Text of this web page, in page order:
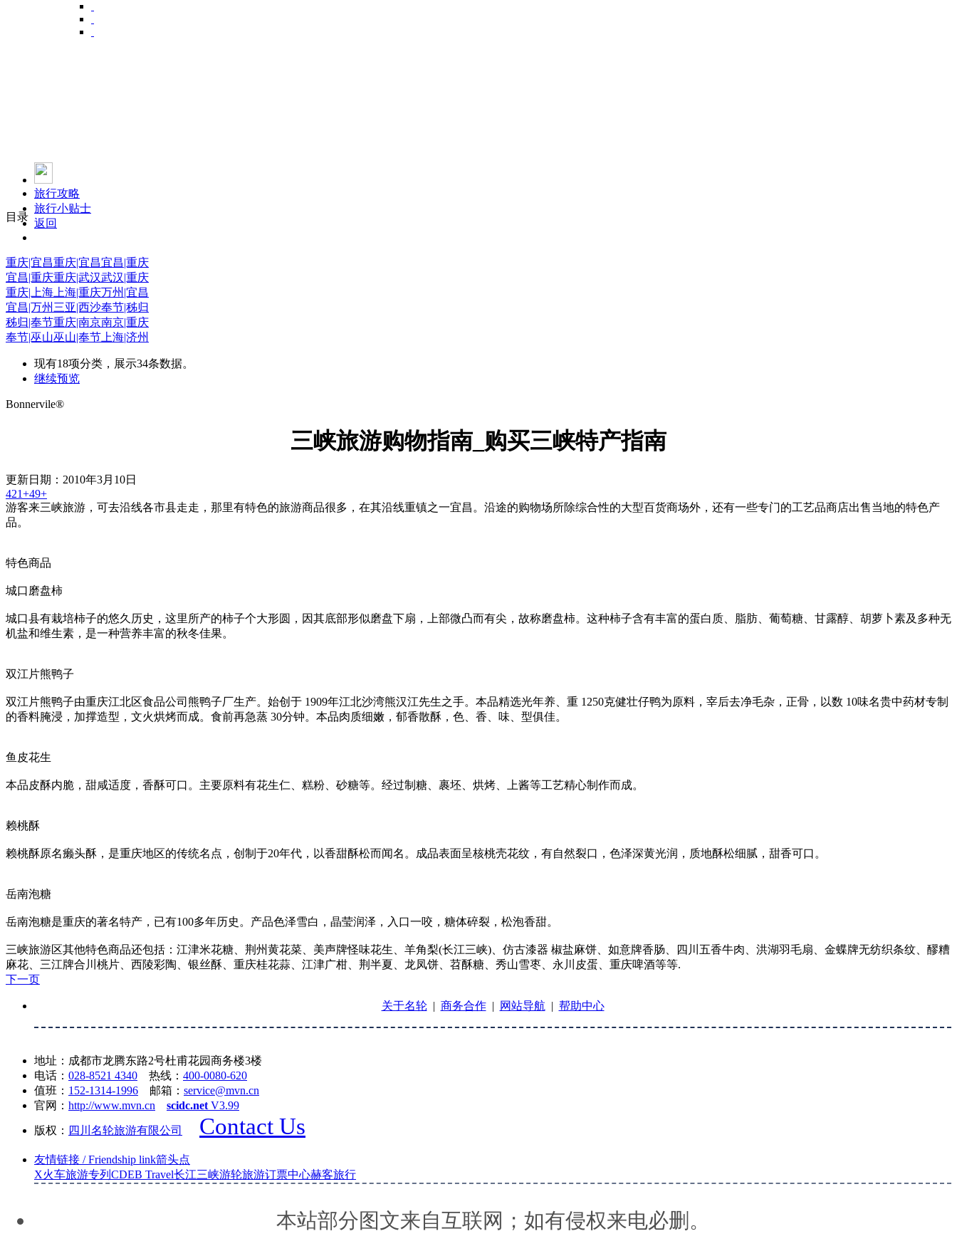
目录
旅行攻略
旅行小贴士
返回
重庆|宜昌重庆|宜昌宜昌|重庆
宜昌|重庆重庆|武汉武汉|重庆
重庆|上海 上海|重庆万州|宜昌
宜昌|万州 三亚|西沙奉节|秭归
秭归|奉节重庆|南京南京|重庆
奉节|巫山巫山|奉节 上海|济州
现有18项分类，展示34条数据。
继续预览
Bonnervile®
三峡旅游购物指南_购买三峡特产指南
更新日期：2010年3月10日
421+49+
游客来三峡旅游，可去沿线各市县走走，那里有特色的旅游商品很多，在其沿线重镇之一宜昌。沿途的购物场所除综合性的大型百货商场外，还有一些专门的工艺品商店出售当地的特色产
品。
特色商品
城口磨盘柿
城口县有栽培柿子的悠久历史，这里所产的柿子个大形圆，因其底部形似磨盘下扇，上部微凸而有尖，故称磨盘柿。这种柿子含有丰富的蛋白质、脂肪、葡萄糖、甘露醇、胡萝卜素及多种无
机盐和维生素，是一种营养丰富的秋冬佳果。
双江片熊鸭子
双江片熊鸭子由重庆江北区食品公司熊鸭子厂生产。始创于 1909年江北沙湾熊汉江先生之手。本品精选光年养、重 1250克健壮仔鸭为原料，宰后去净毛杂，正骨，以数 10味名贵中药材专制
的香料腌浸，加撑造型，文火烘烤而成。食前再急蒸 30分钟。本品肉质细嫩，郁香散酥，色、香、味、型俱佳。
鱼皮花生
本品皮酥内脆，甜咸适度，香酥可口。主要原料有花生仁、糕粉、砂糖等。经过制糖、裹坯、烘烤、上酱等工艺精心制作而成。
赖桃酥
赖桃酥原名癞头酥，是重庆地区的传统名点，创制于20年代，以香甜酥松而闻名。成品表面呈核桃壳花纹，有自然裂口，色泽深黄光润，质地酥松细腻，甜香可口。
岳南泡糖
岳南泡糖是重庆的著名特产，已有100多年历史。产品色泽雪白，晶莹润泽，入口一咬，糖体碎裂，松泡香甜。
三峡旅游区其他特色商品还包括：江津米花糖、荆州黄花菜、美声牌怪味花生、羊角梨(长江三峡)、仿古漆器 椒盐麻饼、如意牌香肠、四川五香牛肉、洪湖羽毛扇、金蝶牌无纺织条纹、醪糟
麻花、三江牌合川桃片、西陵彩陶、银丝酥、重庆桂花蒜、江津广柑、荆半夏、龙凤饼、苕酥糖、秀山雪枣、永川皮蛋、重庆啤酒等等.
下一页
关于名轮| 商务合作| 网站导航 | 帮助中心
地址：成都市龙腾东路2号杜甫花园商务楼3楼
电话： 028-8521 4340 热线： 400-0080-620
值班： 152-1314-1996 邮箱： service@mvn.cn
官网： http://www.mvn.cn scidc.net V3.99
版权： 四川名轮旅游有限公司 Contact Us
友情链接 / Friendship link箭头点
X火车旅游专列 CDEB Travel长江三峡游轮旅游订票中心赫客旅行
本站部分图文来自互联网；如有侵权来电必删。